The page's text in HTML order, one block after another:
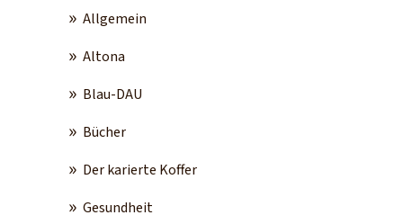
Allgemein
Altona
Blau-DAU
Bücher
Der karierte Koffer
Gesundheit